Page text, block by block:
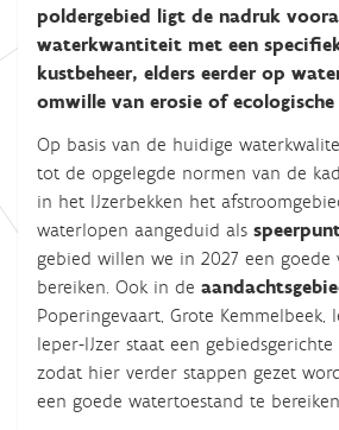
poldergebied ligt de nadruk
waterkwantiteit met een
kustbeheer, elders eerder op
omwille van erosie of
Op basis van de huidige
tot de opgelegde normen van de
in het IJzerbekken het
waterlopen aangeduid als
gebied willen we in 2027 een goede
bereiken. Ook in de
Poperingevaart, Grote Kemmelbeek,
Ieper-IJzer staat een
zodat hier verder stappen gezet
een goede watertoestand te bereiken.